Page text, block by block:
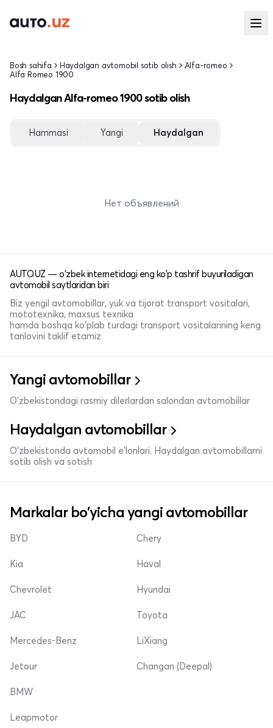
Bosh sahifa Haydalgan avtomobil sotib olish
Alfa-romeo
Alfa Romeo 1900
Haydalgan Alfa-romeo 1900 sotib olish
Hammasi Yangi Haydalgan
Нет объявлений
AUTO.UZ — o'zbek internetidagi eng ko'p tashrif buyuriladigan
avtomobil saytlaridan biri
Biz yengil avtomobillar, yuk va tijorat transport vositalari,
mototexnika, maxsus texnika
hamda boshqa ko'plab turdagi transport vositalarining keng
tanlovini taklif etamiz
Yangi avtomobillar
O'zbekistondagi rasmiy dilerlardan salondan avtomobillar
Haydalgan avtomobillar
O'zbekistonda avtomobil e’lonlari. Haydalgan avtomobillarni
sotib olish va sotish
Markalar bo'yicha yangi avtomobillar
BYD
Kia
Chevrolet
Chery
Haval
Hyundai
JAC
Mercedes-Benz
Jetour
Toyota
LiXiang
Changan (Deepal)
BMW
Leapmotor